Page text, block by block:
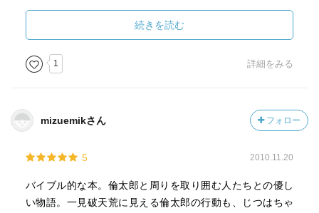
書評でも書いてありましたが、生きる意味や人にとって大
事な心はどう育つのか、灰谷健次郎の集大成の本なのだと
思います。
いつの時代にも問われる教育や子育ての基本。
その文章からは、子どもっていまを生きているんだよ、よ
灰谷健次郎が亡くなって、とっても残念です。
続きを読む
1 詳細をみる
mizuemikさん フォロー
5 2010.11.20
バイブル的な本。倫太郎と周りを取り囲む人たちとの優し
い物語。一見破天荒に見える倫太郎の行動も、じつはちゃ